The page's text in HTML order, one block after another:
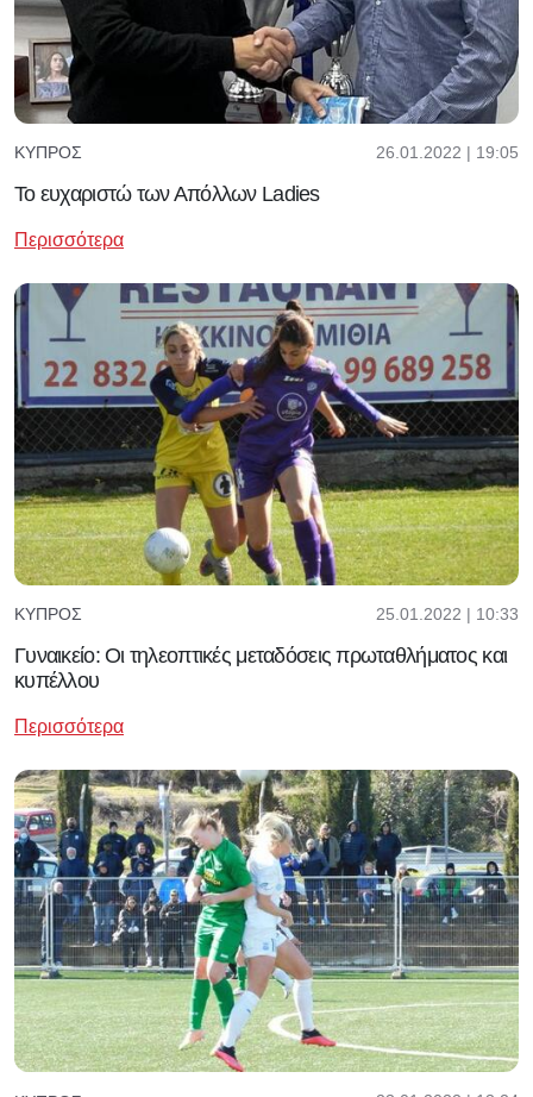
ΚΎΠΡΟΣ 26.01.2022 | 19:05
Το ευχαριστώ των Απόλλων Ladies
Περισσότερα
ΚΎΠΡΟΣ 25.01.2022 | 10:33
Γυναικείο: Οι τηλεοπτικές μεταδόσεις πρωταθλήματος και
κυπέλλου
Περισσότερα